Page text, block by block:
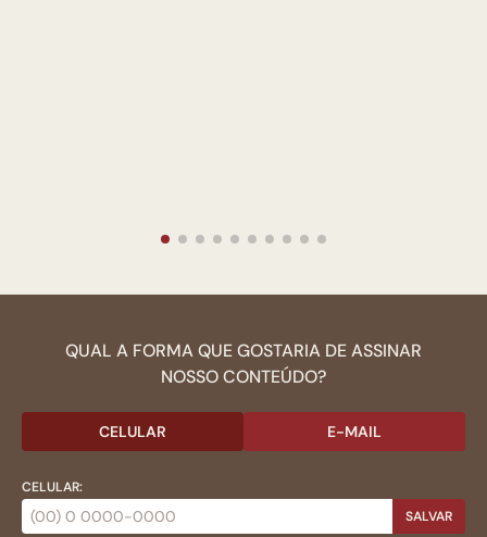
QUAL A FORMA QUE GOSTARIA DE ASSINAR
NOSSO CONTEÚDO?
CELULAR E-MAIL
CELULAR:
SALVAR